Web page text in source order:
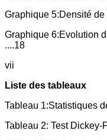
Graphique 5:Densité
Graphique 6:Evolution
....18
vii
Liste des tableaux
Tableau 1:Statistiques
Tableau 2: Test